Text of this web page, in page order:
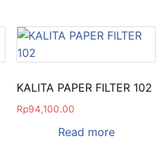
KALITA PAPER FILTER 102
Rp94,100.00
Read more